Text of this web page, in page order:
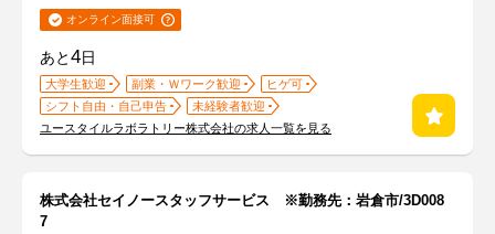
オンライン面接可
あと4日
大学生歓迎 副業・Ｗワーク歓迎
ヒゲ可
シフト自由・自己申告
未経験者歓迎
ユースタイルラボラトリー株式会社の求人一覧を見る
株式会社セイノースタッフサービス ※勤務先：岩倉市/3D008
7